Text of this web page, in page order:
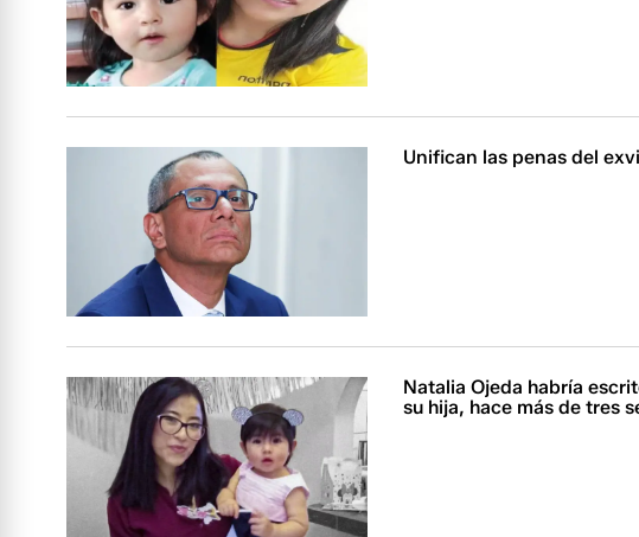
Unifican las penas del
Natalia Ojeda habría
su hija, hace más de tres